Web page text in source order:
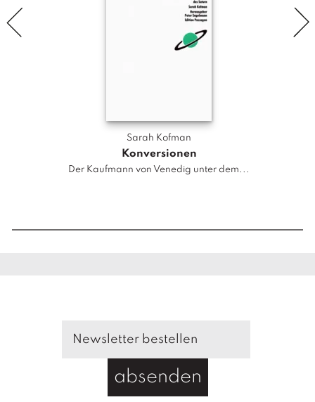
e
Sarah Kofman
Konversionen
Der Kaufmann von Venedig unter dem...
absenden